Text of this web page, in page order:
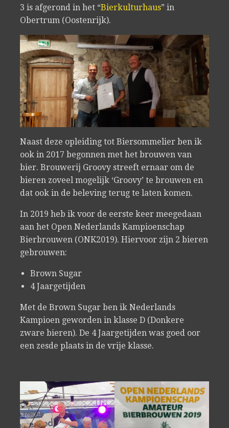
3 is afgerond in het “Bierkulturhaus” in
Obertrum (Oostenrijk).
Naast deze opleiding tot Biersommelier ben ik
ook in 2017 begonnen met het brouwen van
bier. Brouwerij Groovy streeft ernaar om de
bieren zoveel mogelijk ‘Groovy’ te brouwen en
dat ook in de beleving terug te laten komen.
In 2019 heb ik voor de eerste keer meegedaan
aan het Open Nederlands Kampioenschap
Bierbrouwen (ONK2019). Hiervoor zijn 2 bieren
gebrouwen:
Brown Sugar
4 Jaargetijden
Met de Brown Sugar ben ik Nederlands
Kampioen geworden in klasse D (Donkere
zware bieren). De 4 Jaargetijden was goed oor
een zesde plaats in de vrije klasse.